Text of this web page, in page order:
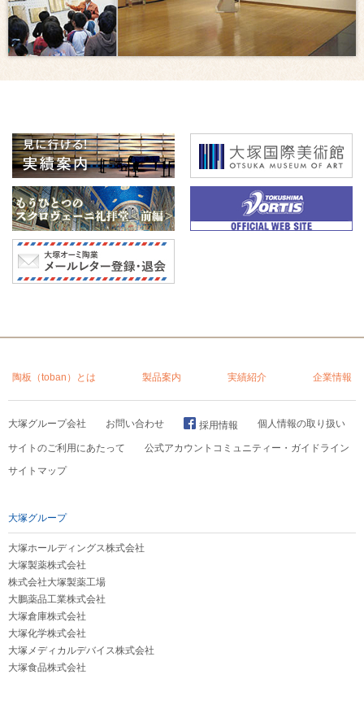
陶板（toban）とは 製品案内 実績紹介 企業情報
大塚グループ会社 お問い合わせ 採用情報 個人情報の取り扱い
サイトのご利用にあたって
公式アカウントコミュニティー・ガイドライン
サイトマップ
大塚グループ
大塚ホールディングス株式会社
大塚製薬株式会社
株式会社大塚製薬工場
大鵬薬品工業株式会社
大塚倉庫株式会社
大塚化学株式会社
大塚メディカルデバイス株式会社
大塚食品株式会社